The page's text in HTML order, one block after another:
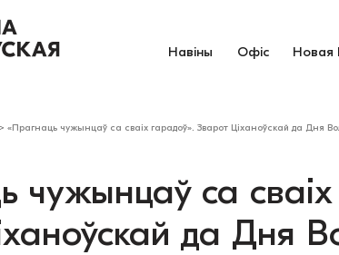
Навіны Офіс Новая
>«Прагнаць чужынцаў са сваіх гарадоў». Зварот Ціханоўскай да Дня
чужынцаў са сваіх
да Дня